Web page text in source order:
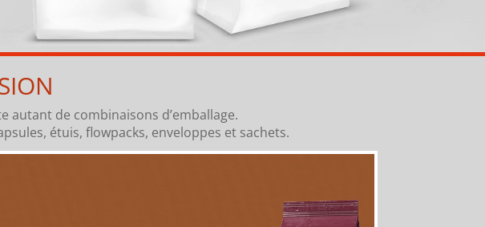
autant de combinaisons d’emballage.
étuis, flowpacks, enveloppes et sachets.